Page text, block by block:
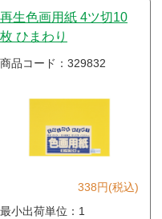
再生色画用紙 4ツ切10
枚 ひまわり
商品コード：329832
338円(税込)
最小出荷単位：1